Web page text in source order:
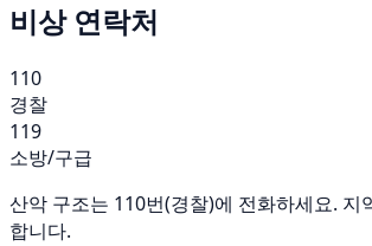
비상 연락처
110
경찰
119
소방/구급
산악 구조는 110번(경찰)에 전화하세요. 지
합니다.